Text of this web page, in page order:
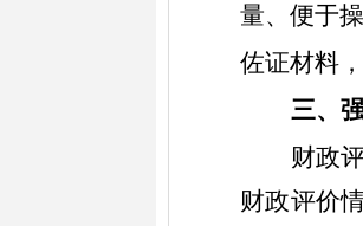
量、便于
佐证材料
三、
财政
财政评价